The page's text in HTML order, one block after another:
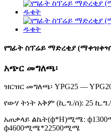
የግፊት ስፕሬይ ማድረቂያ
አጭር መግለጫ፡
ዝርዝር መግለጫ፡ YPG25 —
የውሃ ትነት አቅም (ኪ.ግ./ሰ): 25
አጠቃላይ ልኬት(ф*H)ሚሜ:
ф4600ሚሜ*22500ሚሜ